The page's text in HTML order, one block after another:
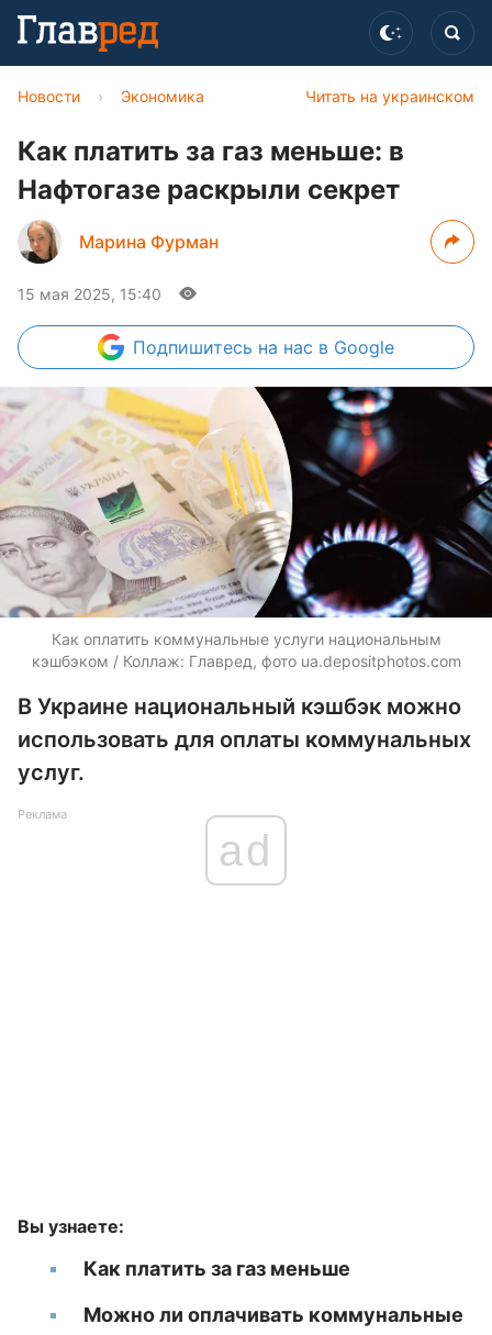
Читать на украинском
Новости › Экономика
Как платить за газ меньше: в
Нафтогазе раскрыли секрет
Марина Фурман
15 мая 2025, 15:40
Подпишитесь на нас в Google
Как оплатить коммунальные услуги национальным
кэшбэком / Коллаж: Главред, фото ua.depositphotos.com
В Украине национальный кэшбэк можно
использовать для оплаты коммунальных
услуг.
Реклама
ad
Вы узнаете:
Как платить за газ меньше
Можно ли оплачивать коммунальные